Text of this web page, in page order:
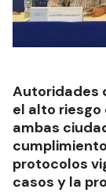
Autoridades
el alto riesgo
ambas
protocolos
casos y la